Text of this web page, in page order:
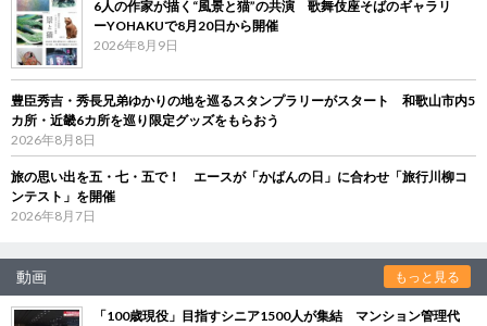
6人の作家が描く“風景と猫”の共演 歌舞伎座そばのギャラリ
ーYOHAKUで8月20日から開催
2026年8月9日
豊臣秀吉・秀長兄弟ゆかりの地を巡るスタンプラリーがスタート 和歌山市内5
カ所・近畿6カ所を巡り限定グッズをもらおう
2026年8月8日
旅の思い出を五・七・五で！ エースが「かばんの日」に合わせ「旅行川柳コ
ンテスト」を開催
2026年8月7日
動画 もっと見る
「100歳現役」目指すシニア1500人が集結 マンション管理代